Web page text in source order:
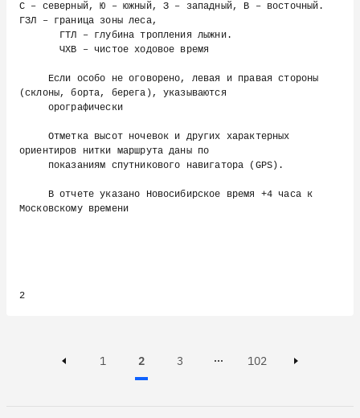
С – северный, Ю – южный, З – западный, В – восточный.
ГЗЛ – граница зоны леса,
       ЧХВ – чистое ходовое время
(склоны, борта, берега), указываются
ориентиров нитки маршрута даны по
Московскому времени
Page
1 Page
2 Active, Page
3 Page
102